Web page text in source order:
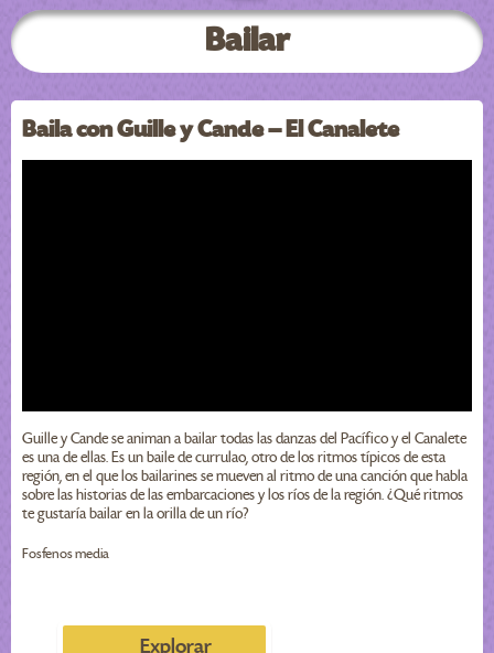
Bailar
Baila con Guille y Cande – El Canalete
Guille y Cande se animan a bailar todas las danzas del Pacífico y el Canalete
es una de ellas. Es un baile de currulao, otro de los ritmos típicos de esta
región, en el que los bailarines se mueven al ritmo de una canción que habla
sobre las historias de las embarcaciones y los ríos de la región. ¿Qué ritmos
te gustaría bailar en la orilla de un río?
Fosfenos media
Explorar